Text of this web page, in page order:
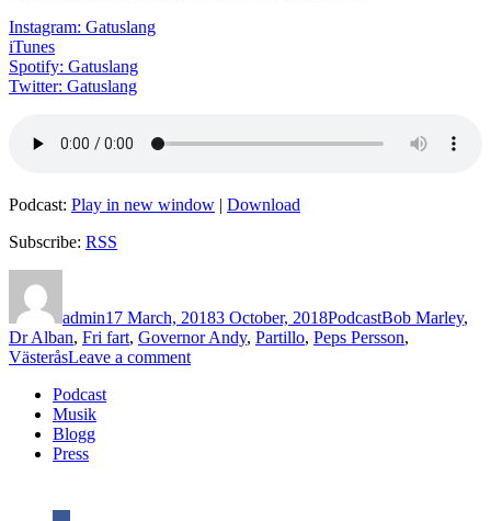
Instagram: Gatuslang
iTunes
Spotify: Gatuslang
Twitter: Gatuslang
Podcast: Play in new window | Download
Subscribe: RSS
admin17 March, 20183 October, 2018PodcastBob Marley,
Dr Alban, Fri fart, Governor Andy, Partillo, Peps Persson,
VästeråsLeave a commenton
Podcast
Musik
Blogg
Press